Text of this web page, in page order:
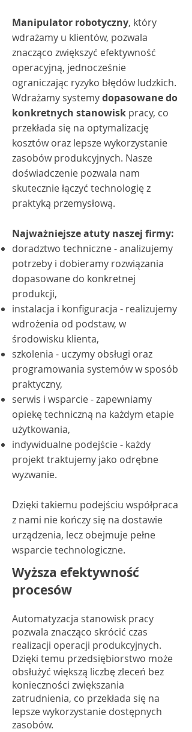
Manipulator robotyczny, który
wdrażamy u klientów, pozwala
znacząco zwiększyć efektywność
operacyjną, jednocześnie
ograniczając ryzyko błędów ludzkich.
Wdrażamy systemydopasowane do
konkretnych stanowisk pracy, co
przekłada się na optymalizację
kosztów oraz lepsze wykorzystanie
zasobów produkcyjnych. Nasze
doświadczenie pozwala nam
skutecznie łączyć technologię z
praktyką przemysłową.
Najważniejsze atuty naszej firmy:
doradztwo techniczne - analizujemy
potrzeby i dobieramy rozwiązania
dopasowane do konkretnej
produkcji,
instalacja i konfiguracja - realizujemy
wdrożenia od podstaw, w
środowisku klienta,
szkolenia - uczymy obsługi oraz
programowania systemów w sposób
praktyczny,
serwis i wsparcie - zapewniamy
opiekę techniczną na każdym etapie
użytkowania,
indywidualne podejście - każdy
projekt traktujemy jako odrębne
wyzwanie.
Dzięki takiemu podejściu współpraca
z nami nie kończy się na dostawie
urządzenia, lecz obejmuje pełne
wsparcie technologiczne.
Wyższa efektywność
procesów
Automatyzacja stanowisk pracy
pozwala znacząco skrócić czas
realizacji operacji produkcyjnych.
Dzięki temu przedsiębiorstwo może
obsłużyć większą liczbę zleceń bez
konieczności zwiększania
zatrudnienia, co przekłada się na
lepsze wykorzystanie dostępnych
zasobów.